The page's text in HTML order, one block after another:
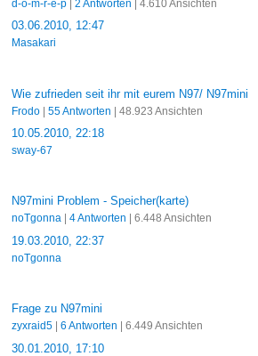
d-o-m-r-e-p| 2 Antworten | 4.610 Ansichten
03.06.2010, 12:47
Masakari
Wie zufrieden seit ihr mit eurem N97/ N97mini
Frodo| 55 Antworten | 48.923 Ansichten
10.05.2010, 22:18
sway-67
N97mini Problem - Speicher(karte)
noTgonna| 4 Antworten | 6.448 Ansichten
19.03.2010, 22:37
noTgonna
Frage zu N97mini
zyxraid5| 6 Antworten | 6.449 Ansichten
30.01.2010, 17:10